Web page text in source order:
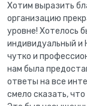
Хотим выразить
организацию
уровне! Хотелось
индивидуальный и
чутко и
нам была
ответы на все
смело сказать,